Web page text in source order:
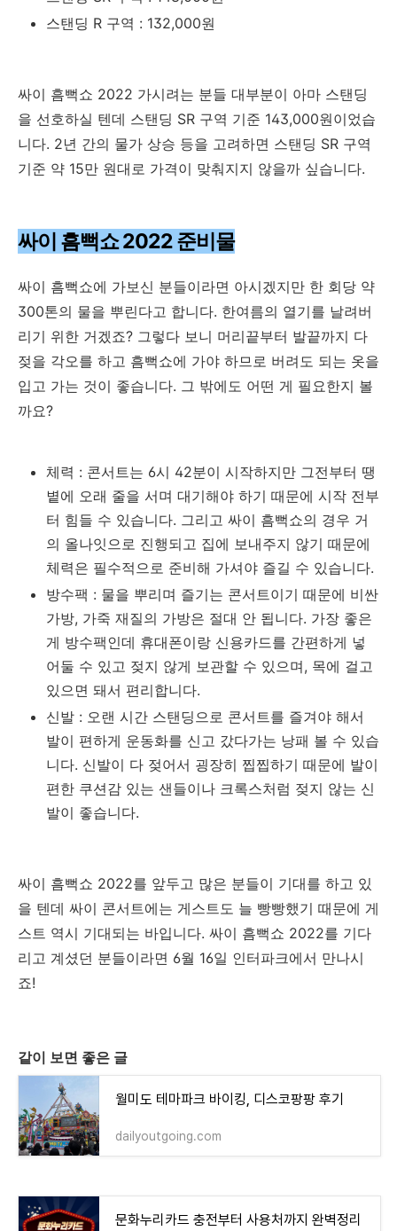
스탠딩 R 구역 : 132,000원
싸이 흠뻑쇼 2022 가시려는 분들 대부분이 아마 스탠딩
을 선호하실 텐데 스탠딩 SR 구역 기준 143,000원이었습
니다. 2년 간의 물가 상승 등을 고려하면 스탠딩 SR 구역
기준 약 15만 원대로 가격이 맞춰지지 않을까 싶습니다.
싸이 흠뻑쇼 2022 준비물
싸이 흠뻑쇼에 가보신 분들이라면 아시겠지만 한 회당 약
300톤의 물을 뿌린다고 합니다. 한여름의 열기를 날려버
리기 위한 거겠죠? 그렇다 보니 머리끝부터 발끝까지 다
젖을 각오를 하고 흠뻑쇼에 가야 하므로 버려도 되는 옷을
입고 가는 것이 좋습니다. 그 밖에도 어떤 게 필요한지 볼
까요?
체력 : 콘서트는 6시 42분이 시작하지만 그전부터 땡
볕에 오래 줄을 서며 대기해야 하기 때문에 시작 전부
터 힘들 수 있습니다. 그리고 싸이 흠뻑쇼의 경우 거
의 올나잇으로 진행되고 집에 보내주지 않기 때문에
체력은 필수적으로 준비해 가셔야 즐길 수 있습니다.
방수팩 : 물을 뿌리며 즐기는 콘서트이기 때문에 비싼
가방, 가죽 재질의 가방은 절대 안 됩니다. 가장 좋은
게 방수팩인데 휴대폰이랑 신용카드를 간편하게 넣
어둘 수 있고 젖지 않게 보관할 수 있으며, 목에 걸고
있으면 돼서 편리합니다.
신발 : 오랜 시간 스탠딩으로 콘서트를 즐겨야 해서
발이 편하게 운동화를 신고 갔다가는 낭패 볼 수 있습
니다. 신발이 다 젖어서 굉장히 찝찝하기 때문에 발이
편한 쿠션감 있는 샌들이나 크록스처럼 젖지 않는 신
발이 좋습니다.
싸이 흠뻑쇼 2022를 앞두고 많은 분들이 기대를 하고 있
을 텐데 싸이 콘서트에는 게스트도 늘 빵빵했기 때문에 게
스트 역시 기대되는 바입니다. 싸이 흠뻑쇼 2022를 기다
리고 계셨던 분들이라면 6월 16일 인터파크에서 만나시
죠!
같이 보면 좋은 글
월미도 테마파크 바이킹, 디스코팡팡 후기
dailyoutgoing.com
문화누리카드 충전부터 사용처까지 완벽정리